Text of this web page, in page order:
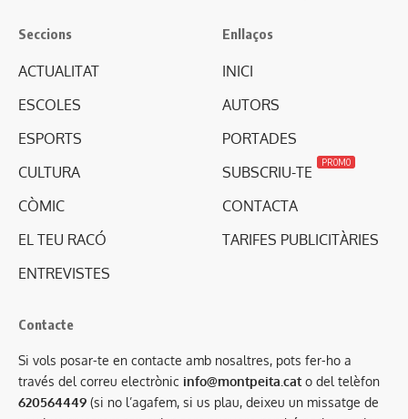
Seccions
ACTUALITAT
ESCOLES
ESPORTS
CULTURA
CÒMIC
EL TEU RACÓ
ENTREVISTES
Enllaços
INICI
AUTORS
PORTADES
SUBSCRIU-TE
PROMO
CONTACTA
TARIFES PUBLICITÀRIES
Contacte
Si vols posar-te en contacte amb nosaltres, pots fer-ho a
través del correu electrònic info@montpeita.cat o del telèfon
620564449 (si no l’agafem, si us plau, deixeu un missatge de